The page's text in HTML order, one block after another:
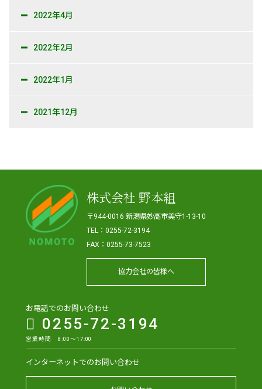
2022年4月
2022年2月
2022年1月
2021年12月
株式会社 野本組
〒944-0016 新潟県妙高市美守1-13-10
TEL：0255-72-3194
FAX：0255-73-7523
協力会社の皆様へ
お電話でのお問い合わせ
0255-72-3194
営業時間 8:00～17:00
インターネットでのお問い合わせ